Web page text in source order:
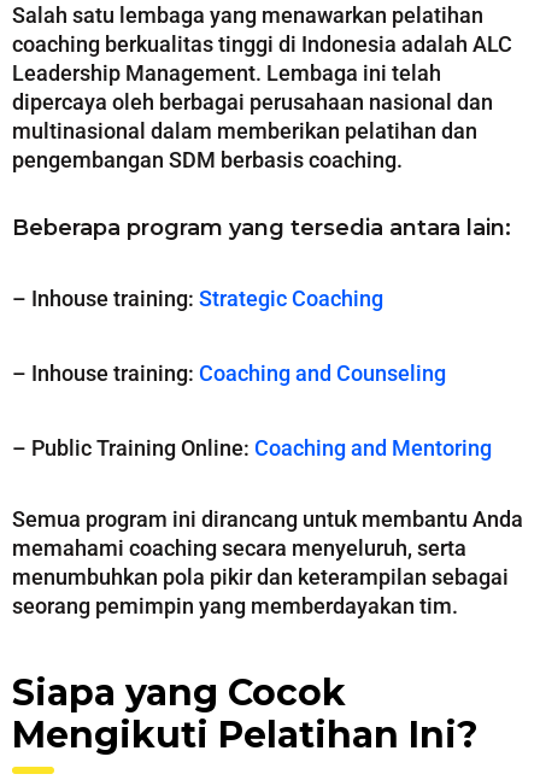
Salah satu lembaga yang menawarkan pelatihan
coaching berkualitas tinggi di Indonesia adalah ALC
Leadership Management. Lembaga ini telah
dipercaya oleh berbagai perusahaan nasional dan
multinasional dalam memberikan pelatihan dan
pengembangan SDM berbasis coaching.
Beberapa program yang tersedia antara lain:
– Inhouse training: Strategic Coaching
– Inhouse training: Coaching and Counseling
– Public Training Online: Coaching and Mentoring
Semua program ini dirancang untuk membantu Anda
memahami coaching secara menyeluruh, serta
menumbuhkan pola pikir dan keterampilan sebagai
seorang pemimpin yang memberdayakan tim.
Siapa yang Cocok
Mengikuti Pelatihan Ini?